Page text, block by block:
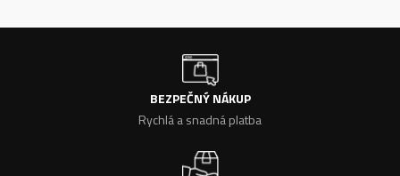
BEZPEČNÝ NÁKUP
Rychlá a snadná platba